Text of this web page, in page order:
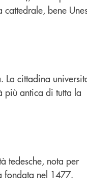
bene
La cittadina
più antica di tutta la
tedesche, nota per
fondata nel 1477.